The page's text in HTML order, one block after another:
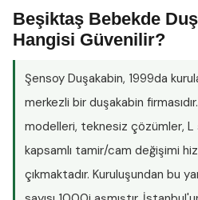
Beşiktaş Bebekde
Hangisi Güvenilir?
Şensoy Duşakabin, 1999da
merkezli bir duşakabin
modelleri, teknesiz çözümler, L
kapsamlı tamir/cam değişimi
çıkmaktadır. Kuruluşundan bu